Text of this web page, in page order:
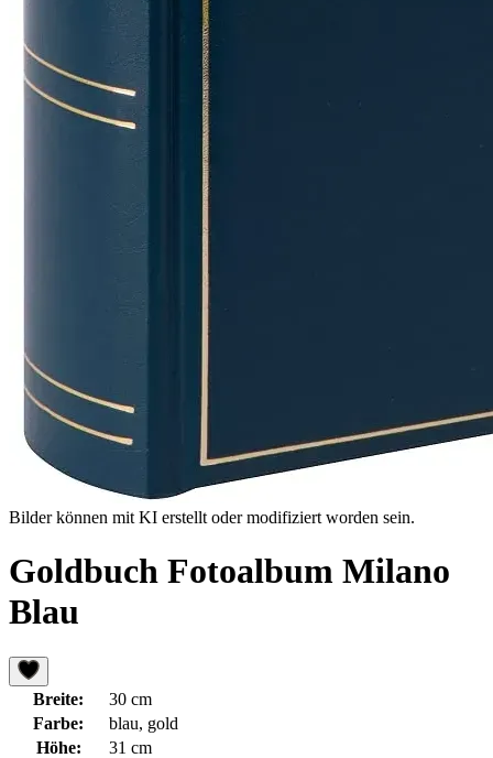
Bilder können mit KI erstellt oder modifiziert worden sein.
Goldbuch Fotoalbum Milano
Blau
Breite:
30 cm
Farbe:
blau, gold
Höhe:
31 cm